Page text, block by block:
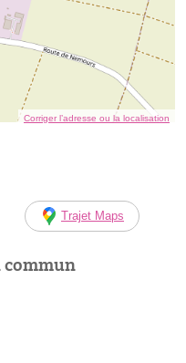
Corriger l’adresse ou la localisation
Trajet Maps